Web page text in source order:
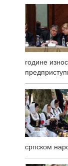
године
српском